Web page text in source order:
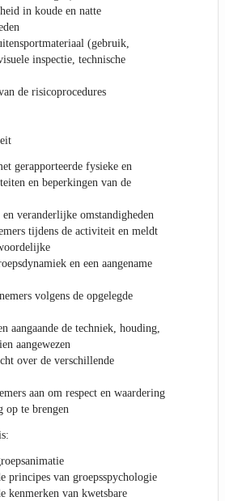
in koude en natte
(gebruik,
inspectie, technische
de risicoprocedures
gerapporteerde fysieke en
en beperkingen van de
veranderlijke omstandigheden
tijdens de activiteit en meldt
en een aangename
volgens de opgelegde
aangaande de techniek, houding,
aangewezen
over de verschillende
aan om respect en waardering
op te brengen
principes van groepsspychologie
kenmerken van kwetsbare